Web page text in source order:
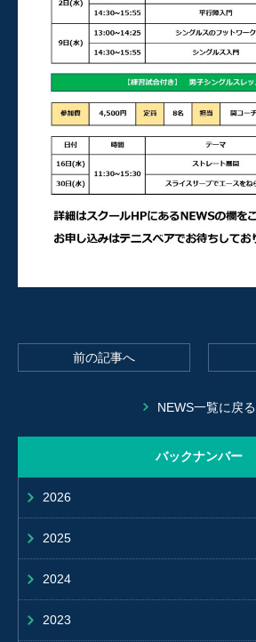
前の記事へ
NEWS一覧に戻る
バックナンバー
2026
2025
2024
2023